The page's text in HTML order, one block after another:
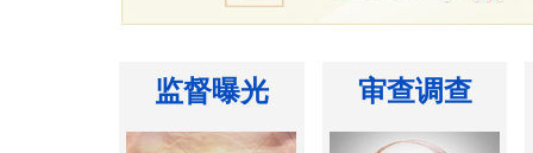
监督曝光 审查调查